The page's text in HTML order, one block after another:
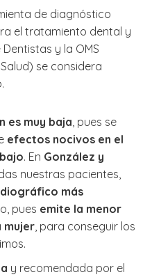
de diagnóstico
el tratamiento dental y
y la OMS
se considera
es muy baja , pues se
efectos nocivos en el
. En González y
nuestras pacientes,
más
pues emite la menor
mujer , para conseguir los
y recomendada por el